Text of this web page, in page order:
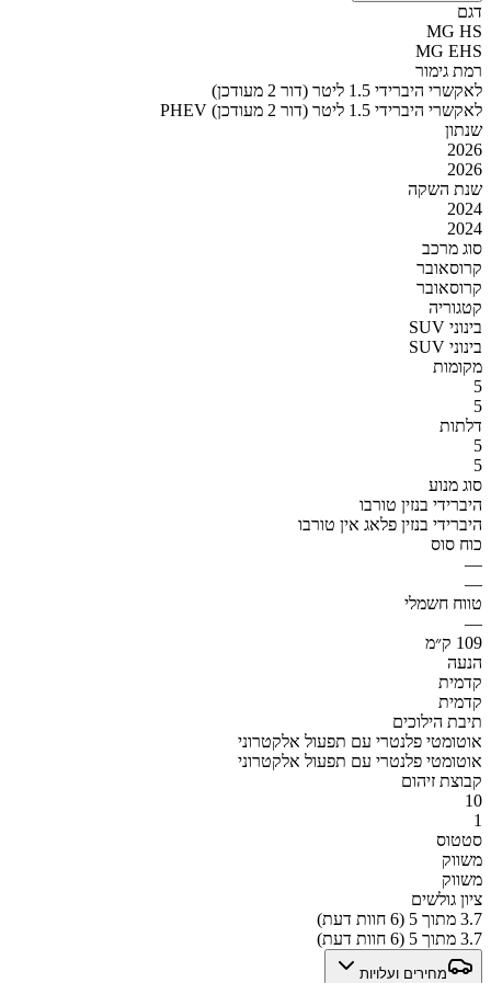
דגם
MG HS
MG EHS
רמת גימור
לאקשרי היברידי 1.5 ליטר (דור 2 מעודכן)
PHEV לאקשרי היברידי 1.5 ליטר (דור 2 מעודכן)
שנתון
2026
2026
שנת השקה
2024
2024
סוג מרכב
קרוסאובר
קרוסאובר
קטגוריה
SUV בינוני
SUV בינוני
מקומות
5
5
דלתות
5
5
סוג מנוע
היברידי בנזין טורבו
היברידי בנזין פלאג אין טורבו
כוח סוס
—
—
טווח חשמלי
—
109 ק״מ
הנעה
קדמית
קדמית
תיבת הילוכים
אוטומטי פלנטרי עם תפעול אלקטרוני
אוטומטי פלנטרי עם תפעול אלקטרוני
קבוצת זיהום
10
1
סטטוס
משווק
משווק
ציון גולשים
3.7 מתוך 5 (6 חוות דעת)
3.7 מתוך 5 (6 חוות דעת)
מחירים ועלויות